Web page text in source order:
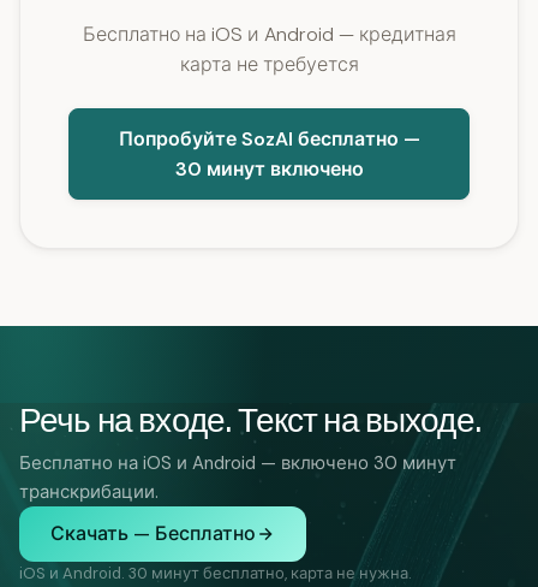
Бесплатно на iOS и Android — кредитная
карта не требуется
Попробуйте SozAI бесплатно —
30 минут включено
Речь на входе. Текст на выходе.
Бесплатно на iOS и Android — включено 30 минут
транскрибации.
Скачать — Бесплатно
iOS и Android. 30 минут бесплатно, карта не нужна.